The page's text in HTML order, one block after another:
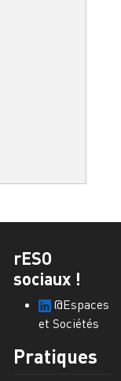
rESO
sociaux !
@Espaces
et Sociétés
Pratiques